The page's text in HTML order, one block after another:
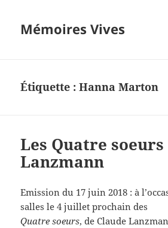
Mémoires Vives
Étiquette :Hanna Marton
Les Quatre soeurs
Lanzmann
Emission du 17 juin 2018 : à
salles le 4 juillet prochain des
Quatre soeurs, de Claude